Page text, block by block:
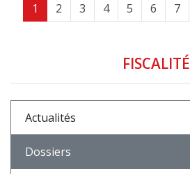
1 2 3 4 5 6 7
FISCALITÉ
Actualités
Dossiers